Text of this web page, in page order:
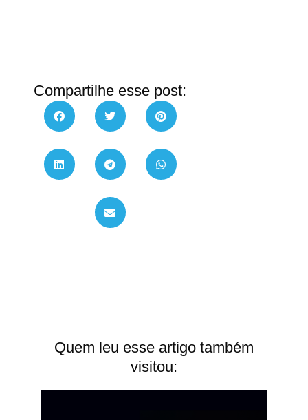
Compartilhe esse post:
Quem leu esse artigo também
visitou: